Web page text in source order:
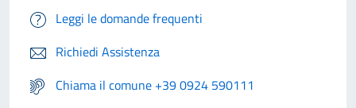
Leggi le domande frequenti
Richiedi Assistenza
Chiama il comune +39 0924 590111